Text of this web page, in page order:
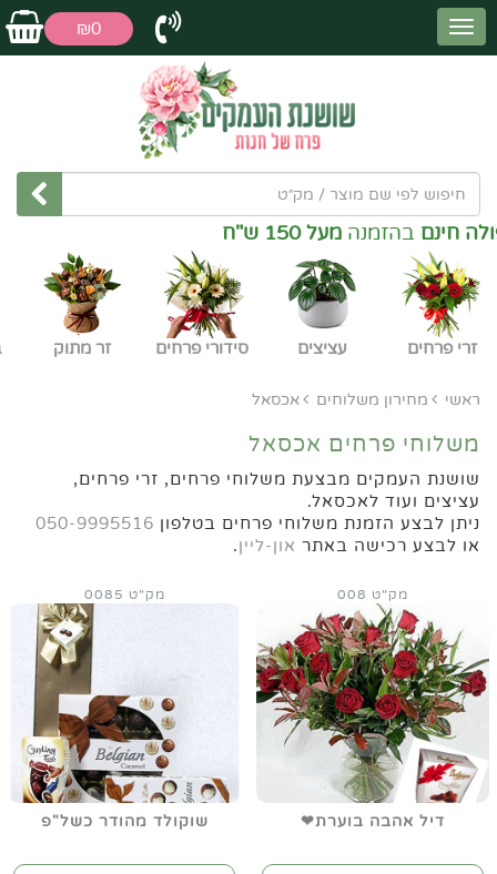
₪0
בהזמנהמעל 150 ש"ח
זרי פרחים עציצים סידורי פרחים זר מתוק
ראשי מחירון משלוחים אכסאל
משלוחי פרחים אכסאל
שושנת העמקים מבצעת משלוחי פרחים, זרי פרחים,
עציצים ועוד לאכסאל.
ניתן לבצע הזמנת משלוחי פרחים בטלפון 050-9995516
או לבצע רכישה באתר און-ליין.
דיל אהבה בוערת❤
מק"ט 008
שוקולד מהודר כשל"פ
מק"ט 0085